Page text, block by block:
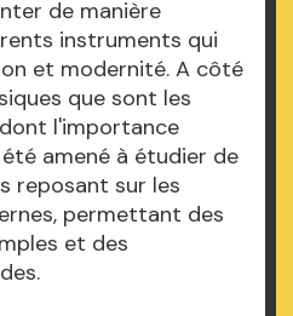
de manière
instruments qui
et modernité. A côté
que sont les
l'importance
amené à étudier de
reposant sur les
permettant des
et des